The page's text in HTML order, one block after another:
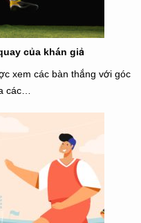
của khán giả
xem các bàn thắng với góc
các…